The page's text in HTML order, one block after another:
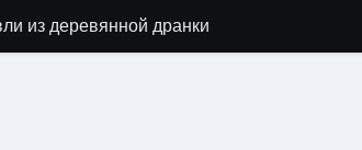
из деревянной дранки
аппаратов для